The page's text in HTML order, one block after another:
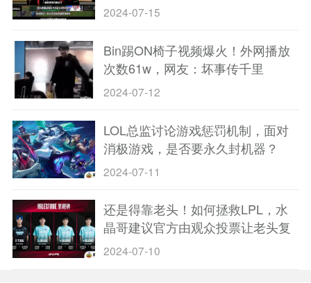
2024-07-15
Bin踢ON椅子视频爆火！外网播放
次数61w，网友：坏事传千里
2024-07-12
LOL总监讨论游戏惩罚机制，面对
消极游戏，是否要永久封机器？
2024-07-11
还是得靠老头！如何拯救LPL，水
晶哥建议官方由观众投票让老头复
出打比赛
2024-07-10